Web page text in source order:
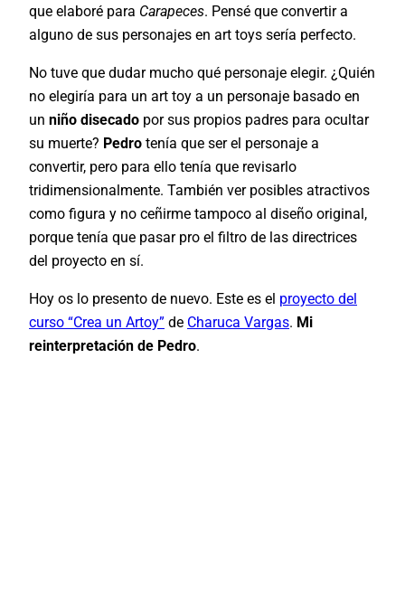
que elaboré para Carapeces. Pensé que convertir a
alguno de sus personajes en art toys sería perfecto.
No tuve que dudar mucho qué personaje elegir. ¿Quién
no elegiría para un art toy a un personaje basado en
un niño disecado por sus propios padres para ocultar
su muerte? Pedro tenía que ser el personaje a
convertir, pero para ello tenía que revisarlo
tridimensionalmente. También ver posibles atractivos
como figura y no ceñirme tampoco al diseño original,
porque tenía que pasar pro el filtro de las directrices
del proyecto en sí.
Hoy os lo presento de nuevo. Este es el proyecto del
curso “Crea un Artoy” de Charuca Vargas. Mi
reinterpretación de Pedro.